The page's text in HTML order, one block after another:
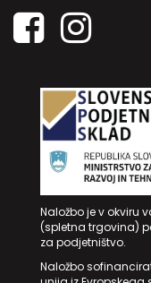
Naložbo je v okviru
(spletna trgovina)
za podjetništvo.
Naložbo